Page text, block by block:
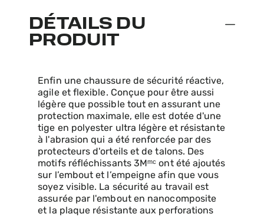
DÉTAILS DU
PRODUIT
Enfin une chaussure de sécurité réactive,
agile et flexible. Conçue pour être aussi
légère que possible tout en assurant une
protection maximale, elle est dotée d'une
tige en polyester ultra légère et résistante
à l'abrasion qui a été renforcée par des
protecteurs d'orteils et de talons. Des
motifs réfléchissants 3Mᵐᶜ ont été ajoutés
sur l’embout et l’empeigne afin que vous
soyez visible. La sécurité au travail est
assurée par l'embout en nanocomposite
et la plaque résistante aux perforations